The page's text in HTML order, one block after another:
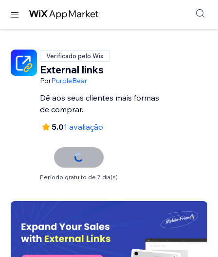
Verificado pelo Wix
External links
PorPurpleBear
Dê aos seus clientes mais formas
de comprar.
5.01 avaliação
Período gratuito de 7 dia(s)